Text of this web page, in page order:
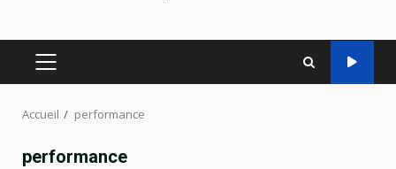
MENU
Accueil performance
performance